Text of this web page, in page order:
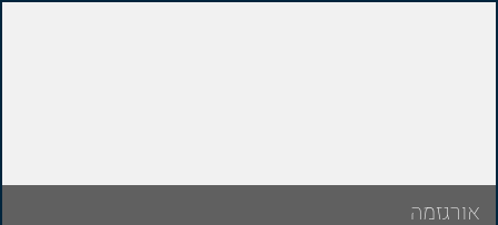
אורגזמה